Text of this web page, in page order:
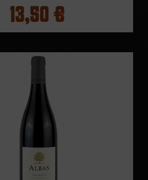
13,50 €